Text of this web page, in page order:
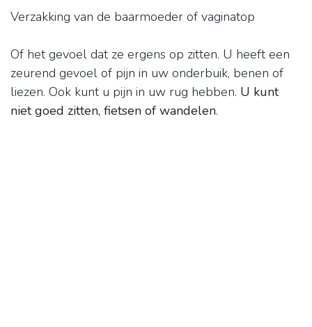
Verzakking van de baarmoeder of vaginatop
Of het gevoel dat ze ergens op zitten. U heeft een
zeurend gevoel of pijn in uw onderbuik, benen of
liezen. Ook kunt u pijn in uw rug hebben. U kunt
niet goed zitten, fietsen of wandelen.